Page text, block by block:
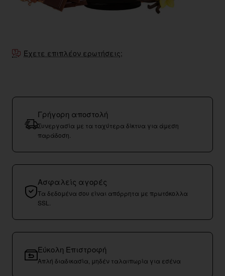
Εξαντληθηκε
Έχετε επιπλέον ερωτήσεις;
Γρήγορη αποστολή
Συνεργασία με τα ταχύτερα δίκτυα για άμεση
παράδοση.
Ασφαλείς αγορές
Τα δεδομένα σου είναι απόρρητα με πρωτόκολλα
SSL.
Εύκολη Επιστροφή
Απλή διαδικασία, μηδέν ταλαιπωρία για εσένα